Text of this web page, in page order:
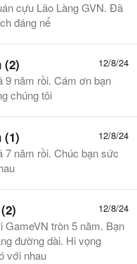
cựu Lão Làng GVN. Đã
đáng nể
12/8/24
(2)
9 năm rồi. Cám ơn bạn
chúng tôi
12/8/24
(1)
7 năm rồi. Chúc bạn sức
12/8/24
GameVN tròn 5 năm. Bạn
đường dài. Hi vọng
với nhau